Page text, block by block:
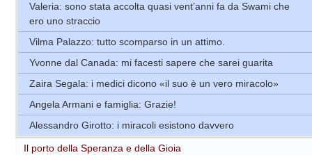
Valeria: sono stata accolta quasi vent’anni fa da Swami che
ero uno straccio
Vilma Palazzo: tutto scomparso in un attimo.
Yvonne dal Canada: mi facesti sapere che sarei guarita
Zaira Segala: i medici dicono «il suo è un vero miracolo»
Angela Armani e famiglia: Grazie!
Alessandro Girotto: i miracoli esistono davvero
Il porto della Speranza e della Gioia